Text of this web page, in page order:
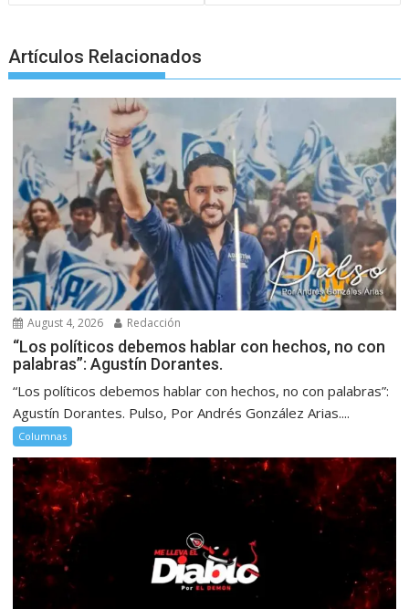
k p e
r
m
Artículos Relacionados
August 4, 2026 Redacción
“Los políticos debemos hablar con hechos, no con
palabras”: Agustín Dorantes.
“Los políticos debemos hablar con hechos, no con palabras”:
Agustín Dorantes. Pulso, Por Andrés González Arias....
Columnas